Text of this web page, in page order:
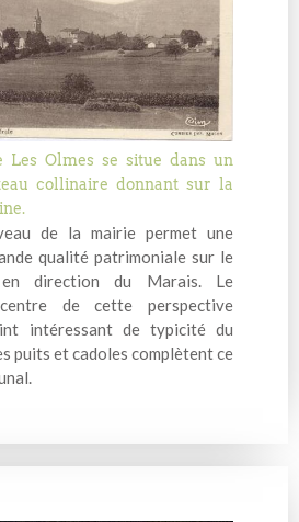
Les Olmes se situe dans un
collinaire donnant sur la
de la mairie permet une
qualité patrimoniale sur le
direction du Marais. Le
de cette perspective
intéressant de typicité du
puits et cadoles complètent ce